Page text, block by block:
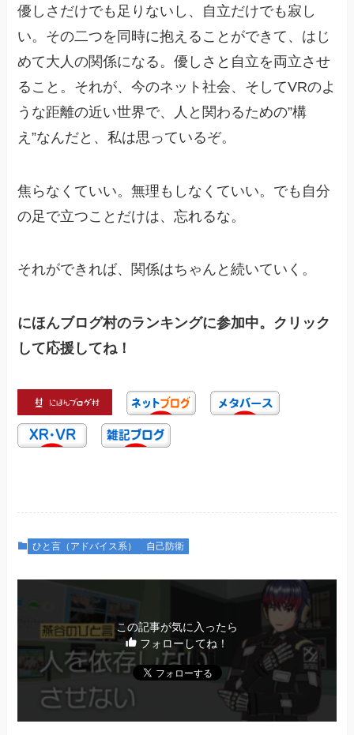
優しさだけでも足りないし、自立だけでも寂し
い。その二つを同時に抱えることができて、はじ
めて大人の関係になる。優しさと自立を両立させ
ること。それが、今のネット社会、そしてVRのよ
うな距離の近い世界で、人と関わるための”構
え”なんだと、私は思っているぞ。
焦らなくていい。無理もしなくていい。でも自分
の足で立つことだけは、忘れるな。
それができれば、関係はちゃんと続いていく。
にほんブログ村のランキングに参加中。クリック
して応援してね！
ひと言（アドバイス系） 自己防衛
この記事が気に入ったら
フォローしてね！